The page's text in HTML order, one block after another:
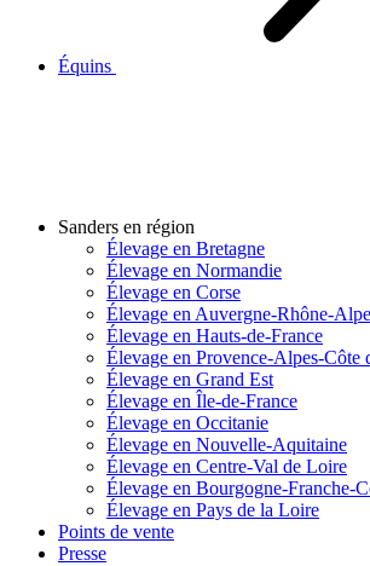
Équins
Sanders en région
Élevage en Bretagne
Élevage en Normandie
Élevage en Corse
Élevage en Auvergne-Rhône-
Élevage en Hauts-de-France
Élevage en Provence-Alpes-Côte
Élevage en Grand Est
Élevage en Île-de-France
Élevage en Occitanie
Élevage en Nouvelle-Aquitaine
Élevage en Centre-Val de Loire
Élevage en Bourgogne-Franche-
Élevage en Pays de la Loire
Points de vente
Presse